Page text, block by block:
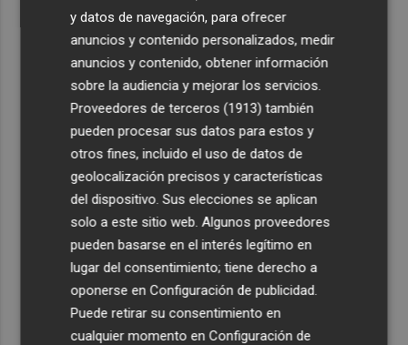
y datos de navegación, para ofrecer
anuncios y contenido personalizados, medir
anuncios y contenido, obtener información
sobre la audiencia y mejorar los servicios.
Proveedores de terceros (1913) también
pueden procesar sus datos para estos y
otros fines, incluido el uso de datos de
geolocalización precisos y características
del dispositivo. Sus elecciones se aplican
solo a este sitio web. Algunos proveedores
pueden basarse en el interés legítimo en
lugar del consentimiento; tiene derecho a
oponerse enConfiguración de publicidad
Puede retirar su consentimiento en
cualquier momento enConfiguración de